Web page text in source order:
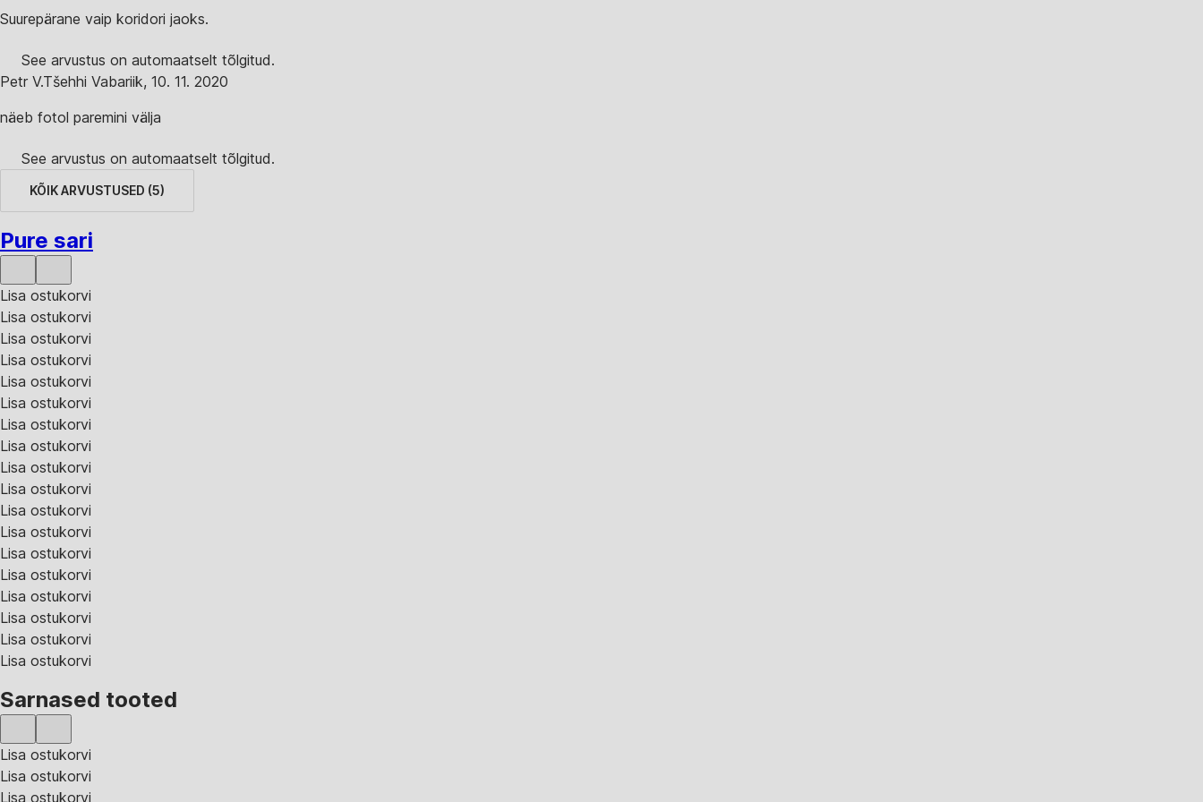
Suurepärane vaip koridori jaoks.
See arvustus on automaatselt tõlgitud.
Petr V.Tšehhi Vabariik, 10. 11. 2020
näeb fotol paremini välja
See arvustus on automaatselt tõlgitud.
KÕIK ARVUSTUSED (5)
Pure sari
Lisa ostukorvi
Lisa ostukorvi
Lisa ostukorvi
Lisa ostukorvi
Lisa ostukorvi
Lisa ostukorvi
Lisa ostukorvi
Lisa ostukorvi
Lisa ostukorvi
Lisa ostukorvi
Lisa ostukorvi
Lisa ostukorvi
Lisa ostukorvi
Lisa ostukorvi
Lisa ostukorvi
Lisa ostukorvi
Lisa ostukorvi
Lisa ostukorvi
Sarnased tooted
Lisa ostukorvi
Lisa ostukorvi
Lisa ostukorvi